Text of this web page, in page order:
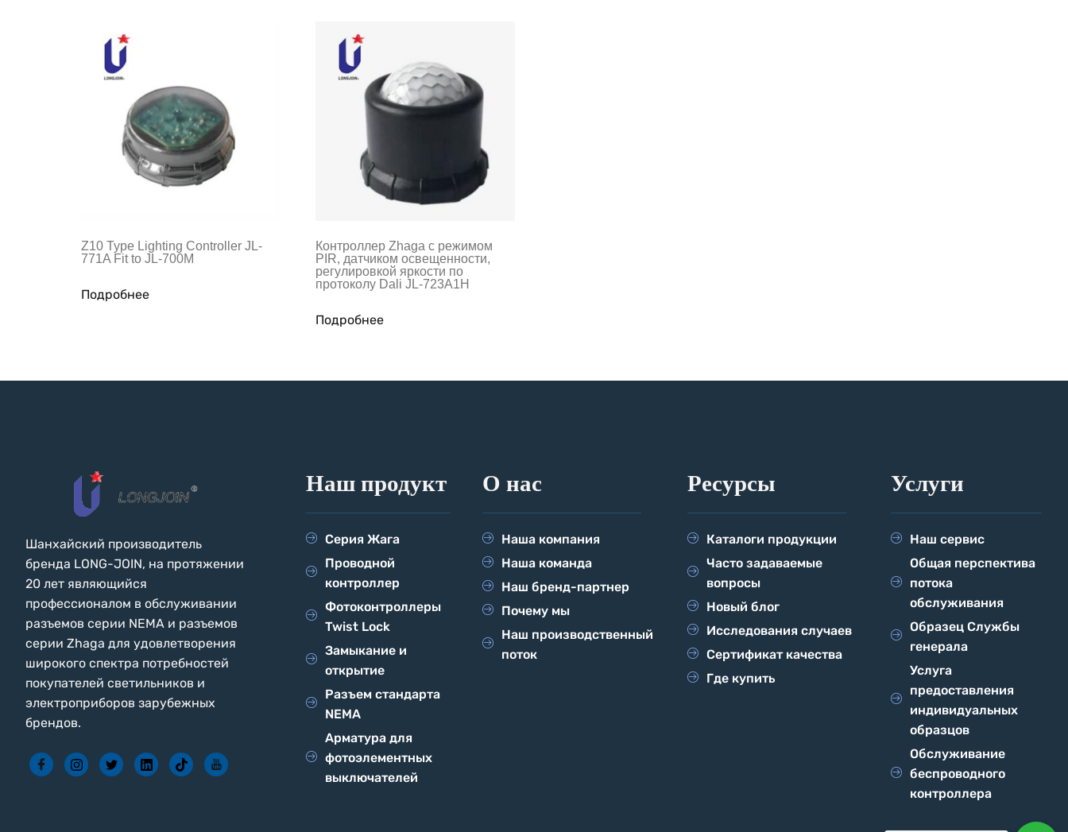
Z10 Type Lighting Controller JL-
771A Fit to JL-700M
Подробнее
Контроллер Zhaga с режимом
PIR, датчиком освещенности,
регулировкой яркости по
протоколу Dali JL-723A1H
Подробнее
Шанхайский производитель
бренда LONG-JOIN, на протяжении
20 лет являющийся
профессионалом в обслуживании
разъемов серии NEMA и разъемов
серии Zhaga для удовлетворения
широкого спектра потребностей
покупателей светильников и
электроприборов зарубежных
брендов.
Наш продукт
Серия Жага
Проводной
контроллер
Фотоконтроллеры
Twist Lock
Замыкание и
открытие
Разъем стандарта
NEMA
Арматура для
фотоэлементных
выключателей
О нас
Наша компания
Наша команда
Наш бренд-партнер
Почему мы
Наш производственный
поток
Ресурсы
Каталоги продукции
Часто задаваемые
вопросы
Новый блог
Исследования случаев
Сертификат качества
Где купить
Услуги
Наш сервис
Общая перспектива
потока
обслуживания
Образец Службы
генерала
Услуга
предоставления
индивидуальных
образцов
Обслуживание
беспроводного
контроллера